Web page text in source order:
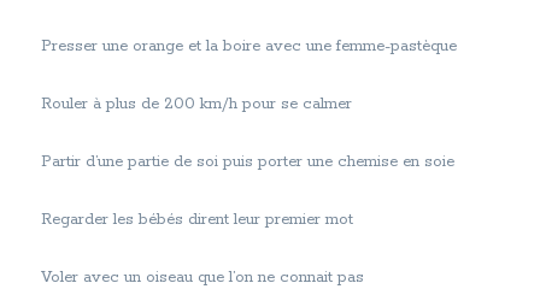
Presser une orange et la boire avec une femme-pastèque
Rouler à plus de 200 km/h pour se calmer
Partir d’une partie de soi puis porter une chemise en soie
Regarder les bébés dirent leur premier mot
Voler avec un oiseau que l’on ne connait pas